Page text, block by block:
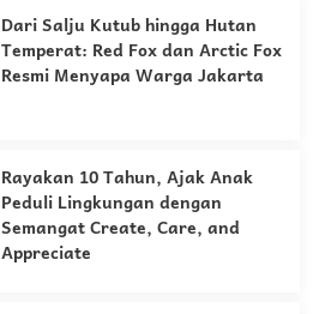
Dari Salju Kutub hingga Hutan
Temperat: Red Fox dan Arctic Fox
Resmi Menyapa Warga Jakarta
Rayakan 10 Tahun, Ajak Anak
Peduli Lingkungan dengan
Semangat Create, Care, and
Appreciate